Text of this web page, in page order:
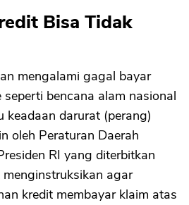
Bisa Tidak
mengalami gagal bayar
seperti bencana alam nasional
keadaan darurat (perang)
oleh Peraturan Daerah
RI yang diterbitkan
agar
kredit membayar klaim atas